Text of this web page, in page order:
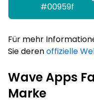
#00959f
Für mehr
Sie derenoffizielle
Wave Apps
Marke